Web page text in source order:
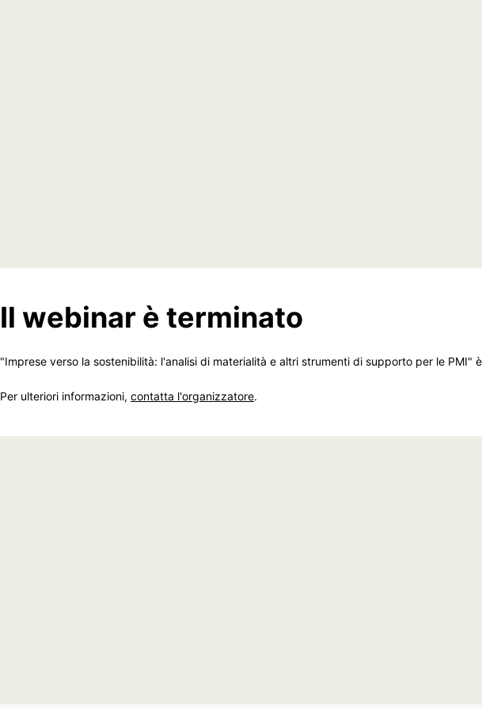
Il webinar è terminato
"Imprese verso la sostenibilità: l'analisi di materialità e altri strumenti di supporto per le PMI"
Per ulteriori informazioni, contatta l'organizzatore.